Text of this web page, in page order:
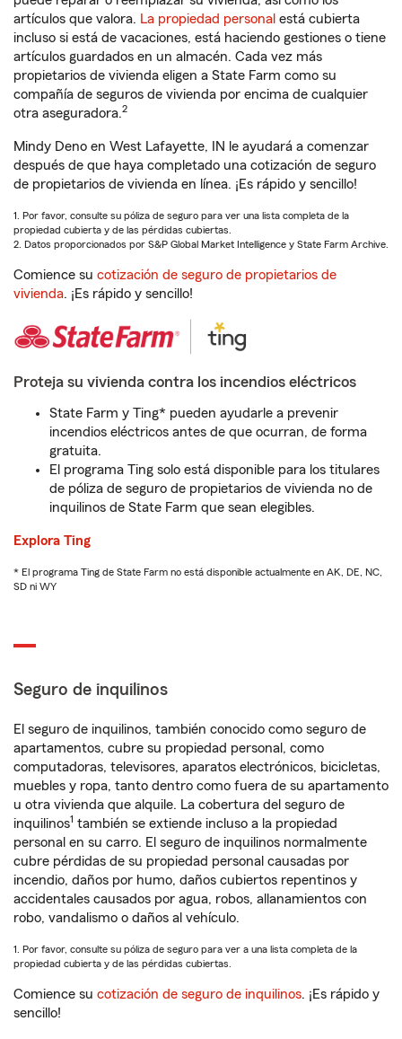
artículos que valora. La propiedad personal está cubierta
incluso si está de vacaciones, está haciendo gestiones o tiene
artículos guardados en un almacén. Cada vez más
propietarios de vivienda eligen a State Farm como su
compañía de seguros de vivienda por encima de cualquier
otra aseguradora.2
Mindy Deno en West Lafayette, IN le ayudará a comenzar
después de que haya completado una cotización de seguro
de propietarios de vivienda en línea. ¡Es rápido y sencillo!
1. Por favor, consulte su póliza de seguro para ver una lista completa de la
propiedad cubierta y de las pérdidas cubiertas.
2. Datos proporcionados por S&P Global Market Intelligence y State Farm Archive.
Comience su cotización de seguro de propietarios de
vivienda. ¡Es rápido y sencillo!
Proteja su vivienda contra los incendios eléctricos
State Farm y Ting* pueden ayudarle a prevenir
incendios eléctricos antes de que ocurran, de forma
gratuita.
El programa Ting solo está disponible para los titulares
de póliza de seguro de propietarios de vivienda no de
inquilinos de State Farm que sean elegibles.
Explora Ting
* El programa Ting de State Farm no está disponible actualmente en AK, DE, NC,
SD ni WY
Seguro de inquilinos
El seguro de inquilinos, también conocido como seguro de
apartamentos, cubre su propiedad personal, como
computadoras, televisores, aparatos electrónicos, bicicletas,
muebles y ropa, tanto dentro como fuera de su apartamento
u otra vivienda que alquile. La cobertura del seguro de
inquilinos1 también se extiende incluso a la propiedad
personal en su carro. El seguro de inquilinos normalmente
cubre pérdidas de su propiedad personal causadas por
incendio, daños por humo, daños cubiertos repentinos y
accidentales causados por agua, robos, allanamientos con
robo, vandalismo o daños al vehículo.
1. Por favor, consulte su póliza de seguro para ver a una lista completa de la
propiedad cubierta y de las pérdidas cubiertas.
Comience su cotización de seguro de inquilinos. ¡Es rápido y
sencillo!